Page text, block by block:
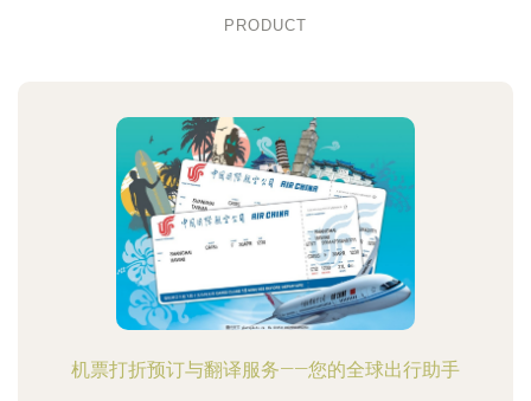
PRODUCT
机票打折预订与翻译服务——您的全球出行助手